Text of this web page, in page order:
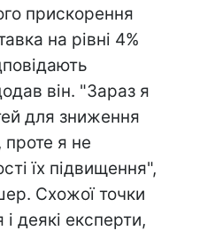
прискорення
на рівні 4%
він. "Зараз я
для зниження
проте я не
їх підвищення",
Схожої точки
деякі експерти,